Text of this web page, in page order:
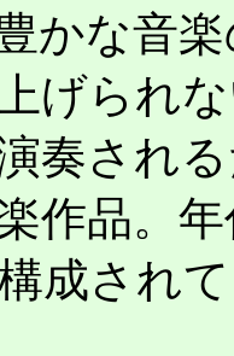
かな音
げられ
奏され
作品。
成され